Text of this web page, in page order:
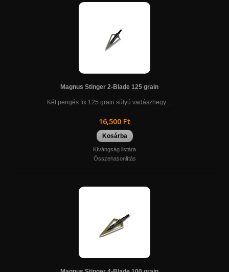
Magnus Stinger 2-Blade 125 grain
Két pengés fix 125 grain súlyú vadászhegy. ..
16,500 Ft
Kosárba
Kívángság listára
Összehasonlítás